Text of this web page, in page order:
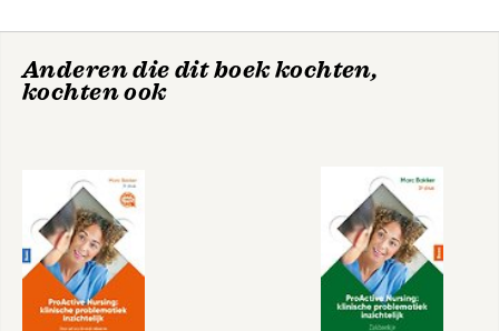
vaardigheden
Anderen die dit boek kochten,
kochten ook